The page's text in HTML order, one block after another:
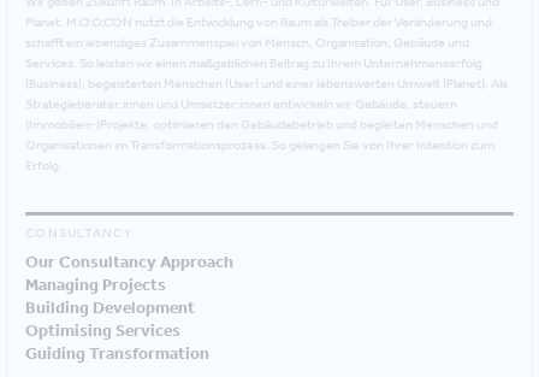
Planet. M.O.O.CON nutzt die Entwicklung von Raum als Treiber der Veränderung und
schafft ein lebendiges Zusammenspiel von Mensch, Organisation, Gebäude und
Services. So leisten wir einen maßgeblichen Beitrag zu Ihrem Unternehmenserfolg
(Business), begeisterten Menschen (User) und einer lebenswerten Umwelt (Planet). Als
Strategieberater:innen und Umsetzer:innen entwickeln wir Gebäude, steuern
(Immobilien-)Projekte, optimieren den Gebäudebetrieb und begleiten Menschen und
Organisationen im Transformationsprozess. So gelangen Sie von Ihrer Intention zum
Erfolg.
CONSULTANCY
Our Consultancy Approach
Managing Projects
Building Development
Optimising Services
Guiding Transformation